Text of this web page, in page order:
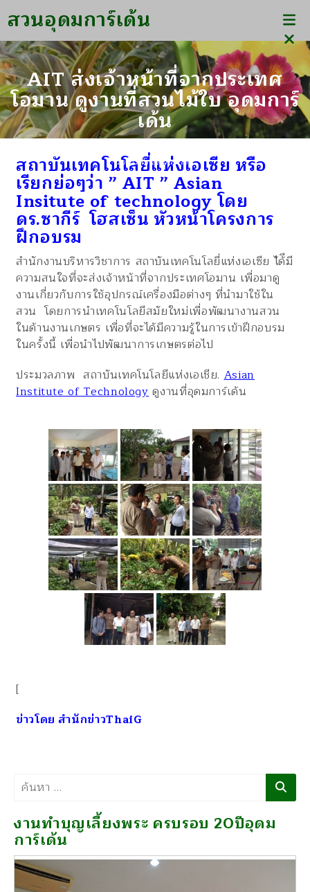
สวนอุดมการ์เด้น
AIT ส่งเจ้าหน้าที่จากประเทศ
โอมาน ดูงานที่สวนไม้ใบ อุดมการ์
เด้น
สวนไม้ใบ อุดมการ์เด้น
สถาบันเทคโนโลยี่แห่งเอเซีย หรือ
เรียกย่อๆว่า ” AIT ” Asian
Insitute of technology โดย
ดร.ซากีร์ โฮสเซ็น หัวหน้าโครงการ
ฝึกอบรม
สำนักงานบริหารวิชาการ สถาบันเทคโนโลยี่แห่งเอเซีย ไ้ด้ีมี
ความสนใจที่จะส่งเจ้าหน้าที่จากประเทศโอมาน เพื่อมาดู
งานเกี่ยวกับการใช้อุปกรณ์เครื่องมือต่างๆ ที่นำมาใช้ใน
สวน โดยการนำเทคโนโลยีสมัยใหม่เพื่อพัฒนางานสวน
ในด้านงานเกษตร เพื่อที่จะได้มีความรู้ในการเข้าฝึกอบรม
ในครั้งนี้ เพื่อนำไปพัฒนาการเกษตรต่อไป
ประมวลภาพ สถาบันเทคโนโลยีแห่งเอเชีย.Asian
Institute of Technologyดูงานที่อุดมการ์เด้น
[
ข่าวโดย สำนักข่าวThaiG
ค้นหา
งานทำบุญเลี้ยงพระ ครบรอบ 20ปีอุดม
การ์เด้น